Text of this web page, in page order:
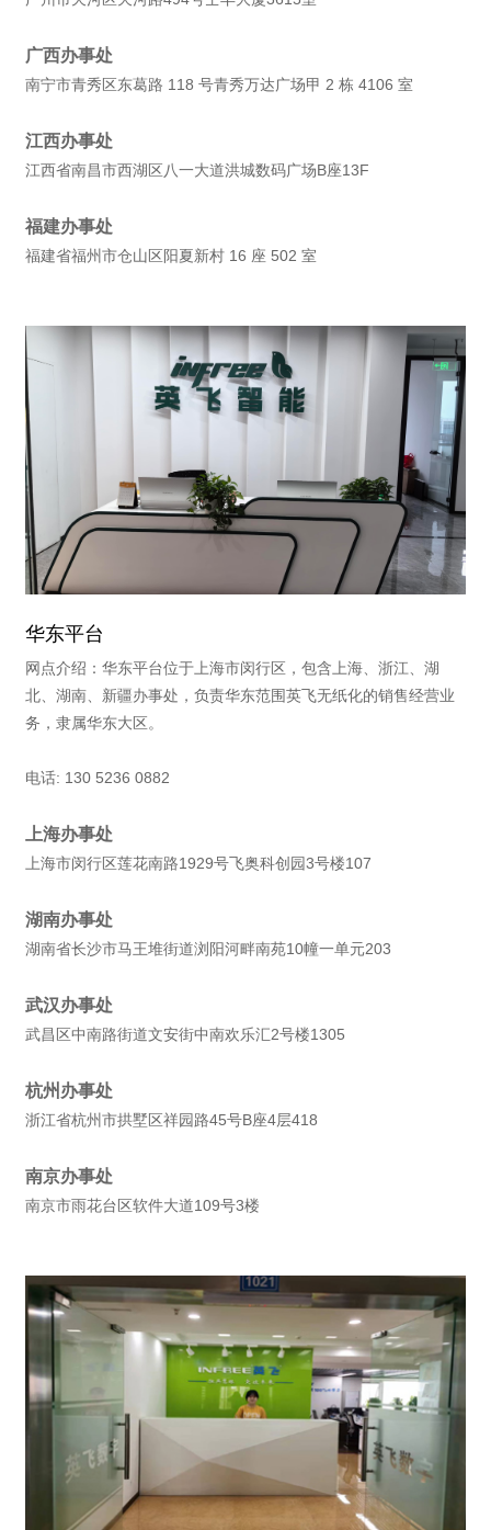
广西办事处
南宁市青秀区东葛路 118 号青秀万达广场甲 2 栋 4106 室
江西办事处
江西省南昌市西湖区八一大道洪城数码广场B座13F
福建办事处
福建省福州市仓山区阳夏新村 16 座 502 室
华东平台
网点介绍：华东平台位于上海市闵行区，包含上海、浙江、湖
北、湖南、新疆办事处，负责华东范围英飞无纸化的销售经营业
务，隶属华东大区。
电话: 130 5236 0882
上海办事处
上海市闵行区莲花南路1929号飞奥科创园3号楼107
湖南办事处
湖南省长沙市马王堆街道浏阳河畔南苑10幢一单元203
武汉办事处
武昌区中南路街道文安街中南欢乐汇2号楼1305
杭州办事处
浙江省杭州市拱墅区祥园路45号B座4层418
南京办事处
南京市雨花台区软件大道109号3楼